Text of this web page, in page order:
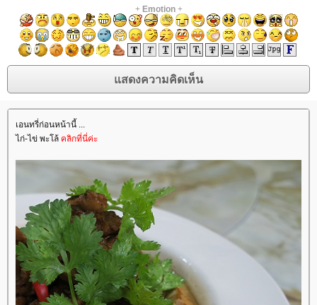
+ Emotion+
เอนทรี่ก่อนหน้านี้ ...
ไก่-ไข่ พะโล้ คลิกที่นี่ค่ะ